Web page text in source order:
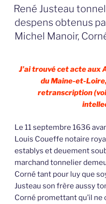
LE
René Justeau
despens obtenus
Michel Manoir,
J’ai trouvé cet acte
du Maine-et-
retranscription
Le 11 septembre 1636
Louis Coueffe notaire
establys et deuement
marchand tonnelier
Corné tant pour luy que
Justeau son frère aussy
Corné promettant qu’il ne